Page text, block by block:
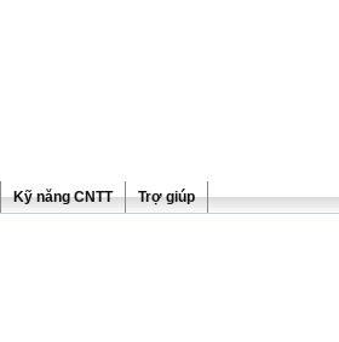
Kỹ năng CNTT Trợ giúp